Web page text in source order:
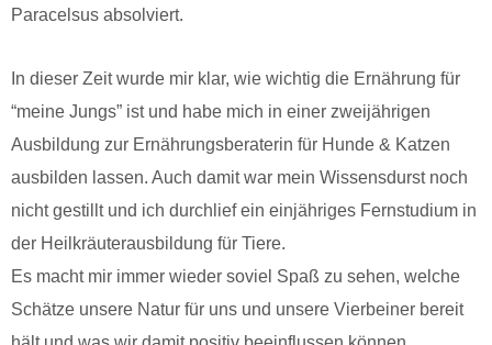
Paracelsus absolviert.
In dieser Zeit wurde mir klar, wie wichtig die Ernährung für
“meine Jungs” ist und habe mich in einer zweijährigen
Ausbildung zur Ernährungsberaterin für Hunde & Katzen
ausbilden lassen. Auch damit war mein Wissensdurst noch
nicht gestillt und ich durchlief ein einjähriges Fernstudium in
der Heilkräuterausbildung für Tiere.
Es macht mir immer wieder soviel Spaß zu sehen, welche
Schätze unsere Natur für uns und unsere Vierbeiner bereit